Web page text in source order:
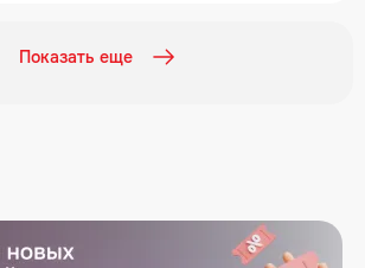
Показать еще